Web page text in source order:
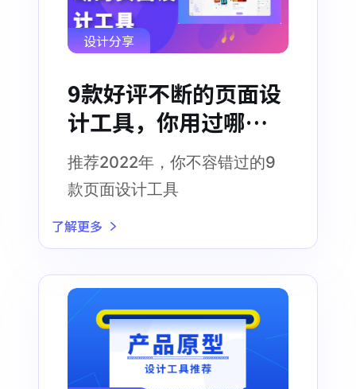
设计分享
9款好评不断的页面设
计工具，你用过哪
些？
推荐2022年，你不容错过的9
款页面设计工具
了解更多